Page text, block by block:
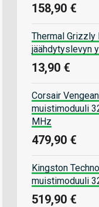
158,90 €
Thermal
jäähdytyslevyn
13,90 €
Corsair
muistimoduuli
MHz
479,90 €
Kingston
muistimoduuli
519,90 €